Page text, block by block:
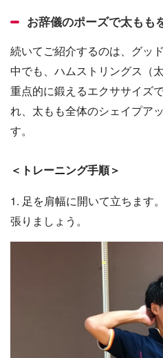
お辞儀のポーズで太もも
続いてご紹介するのは、グッ
中でも、ハムストリングス（
重点的に鍛えるエクササイズ
れ、太もも全体のシェイプア
す。
＜トレーニング手順＞
1. 足を肩幅に開いて立ちます
張りましょう。